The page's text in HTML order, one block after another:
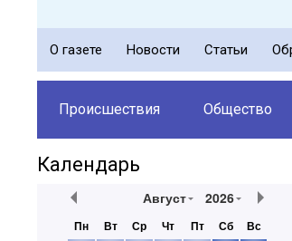
О газете Новости Статьи
Происшествия Общество
Календарь
Август 2026
Пн Вт Ср Чт Пт Сб
Вс